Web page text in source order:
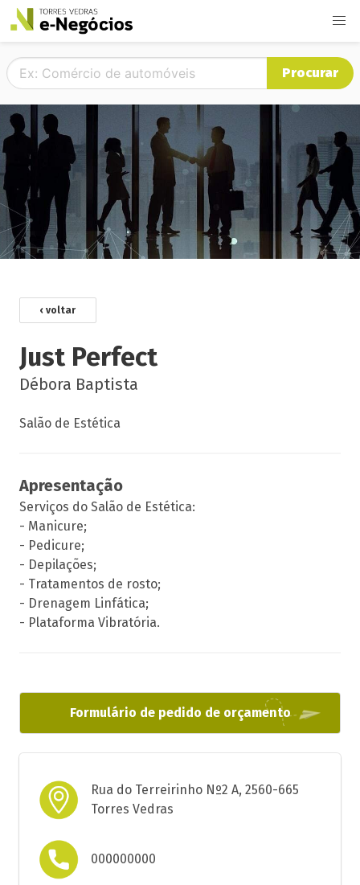
Procurar
‹ voltar
Just Perfect
Débora Baptista
Salão de Estética
Apresentação
Serviços do Salão de Estética:
- Manicure;
- Pedicure;
- Depilações;
- Tratamentos de rosto;
- Drenagem Linfática;
- Plataforma Vibratória.
Formulário de pedido de orçamento
Rua do Terreirinho Nº2 A, 2560-665
Torres Vedras
000000000